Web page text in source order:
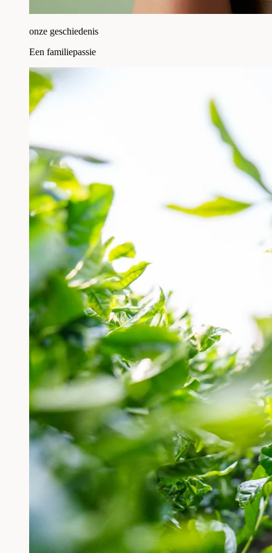
onze geschiedenis
Een familiepassie